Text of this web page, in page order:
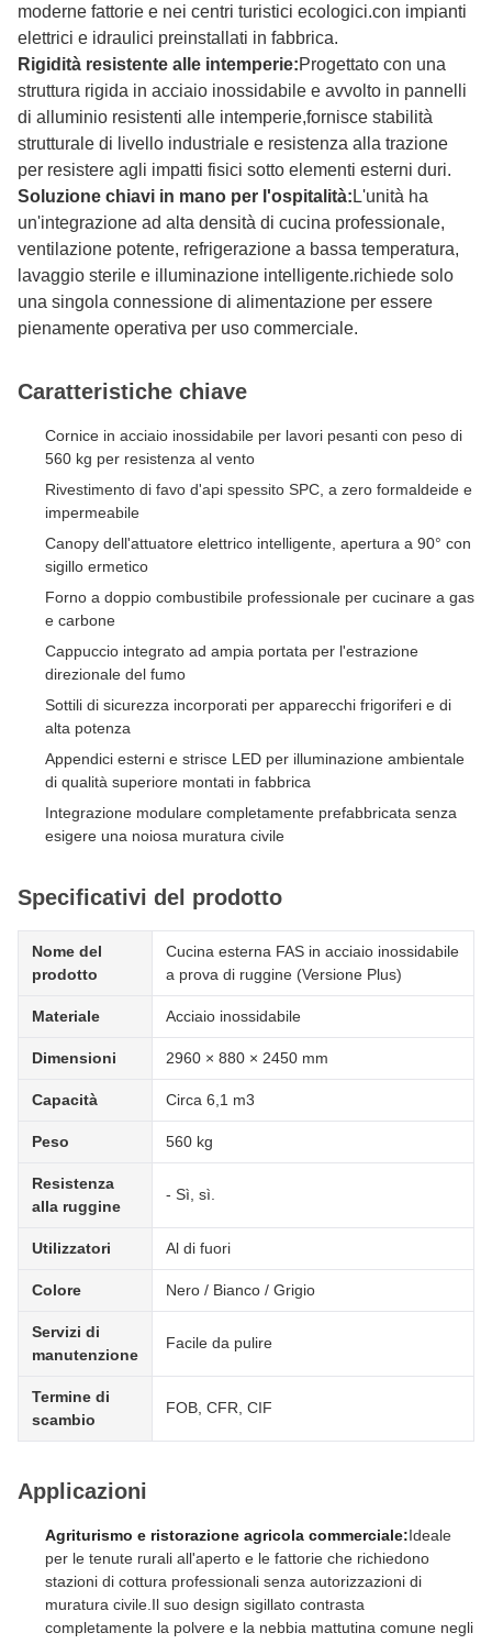
moderne fattorie e nei centri turistici ecologici.con impianti
elettrici e idraulici preinstallati in fabbrica.
Rigidità resistente alle intemperie:Progettato con una
struttura rigida in acciaio inossidabile e avvolto in pannelli
di alluminio resistenti alle intemperie,fornisce stabilità
strutturale di livello industriale e resistenza alla trazione
per resistere agli impatti fisici sotto elementi esterni duri.
Soluzione chiavi in mano per l'ospitalità: L'unità ha
un'integrazione ad alta densità di cucina professionale,
ventilazione potente, refrigerazione a bassa temperatura,
lavaggio sterile e illuminazione intelligente.richiede solo
una singola connessione di alimentazione per essere
pienamente operativa per uso commerciale.
Caratteristiche chiave
Cornice in acciaio inossidabile per lavori pesanti con peso di
560 kg per resistenza al vento
Rivestimento di favo d'api spessito SPC, a zero formaldeide e
impermeabile
Canopy dell'attuatore elettrico intelligente, apertura a 90° con
sigillo ermetico
Forno a doppio combustibile professionale per cucinare a gas
e carbone
Cappuccio integrato ad ampia portata per l'estrazione
direzionale del fumo
Sottili di sicurezza incorporati per apparecchi frigoriferi e di
alta potenza
Appendici esterni e strisce LED per illuminazione ambientale
di qualità superiore montati in fabbrica
Integrazione modulare completamente prefabbricata senza
esigere una noiosa muratura civile
Specificativi del prodotto
Nome del
prodotto
Cucina esterna FAS in acciaio inossidabile
a prova di ruggine (Versione Plus)
Materiale Acciaio inossidabile
Dimensioni 2960 × 880 × 2450 mm
Capacità Circa 6,1 m3
Peso 560 kg
Resistenza
alla ruggine
- Sì, sì.
Utilizzatori Al di fuori
Colore Nero / Bianco / Grigio
Servizi di
manutenzione
Facile da pulire
Termine di
scambio
FOB, CFR, CIF
Applicazioni
Agriturismo e ristorazione agricola commerciale:Ideale
per le tenute rurali all'aperto e le fattorie che richiedono
stazioni di cottura professionali senza autorizzazioni di
muratura civile.Il suo design sigillato contrasta
completamente la polvere e la nebbia mattutina comune negli